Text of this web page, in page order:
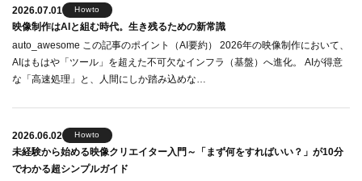
2026.07.01 Howto
映像制作はAIと組む時代。生き残るための新常識
auto_awesome この記事のポイント（AI要約） 2026年の映像制作において、
AIはもはや「ツール」を超えた不可欠なインフラ（基盤）へ進化。 AIが得意
な「高速処理」と、人間にしか踏み込めな…
2026.06.02 Howto
未経験から始める映像クリエイター入門～「まず何をすればいい？」が10分
でわかる超シンプルガイド